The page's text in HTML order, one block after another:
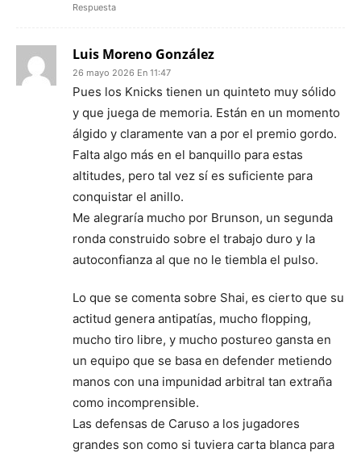
Respuesta
Luis Moreno González
26 mayo 2026 En 11:47
Pues los Knicks tienen un quinteto muy sólido
y que juega de memoria. Están en un momento
álgido y claramente van a por el premio gordo.
Falta algo más en el banquillo para estas
altitudes, pero tal vez sí es suficiente para
conquistar el anillo.
Me alegraría mucho por Brunson, un segunda
ronda construido sobre el trabajo duro y la
autoconfianza al que no le tiembla el pulso.
Lo que se comenta sobre Shai, es cierto que su
actitud genera antipatías, mucho flopping,
mucho tiro libre, y mucho postureo gansta en
un equipo que se basa en defender metiendo
manos con una impunidad arbitral tan extraña
como incomprensible.
Las defensas de Caruso a los jugadores
grandes son como si tuviera carta blanca para